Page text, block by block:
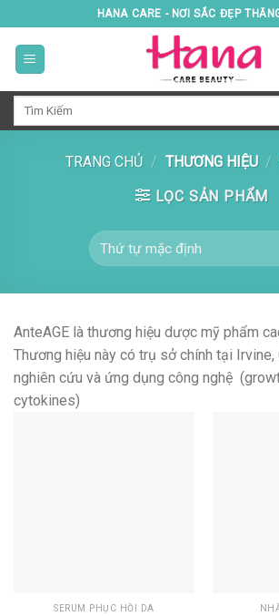
to
content
HANA CARE - NƠI SẮC ĐẸP
Tìm
TRANG CHỦ / THƯƠNG HIỆU /
LỌC SẢN PHẨM
AnteAGE là thương hiệu dược mỹ phẩm
Thương hiệu này có trụ sở chính tại Irvine,
nghiên cứu và ứng dụng công nghệ
cytokines)
SERUM PHỤC HỒI DA